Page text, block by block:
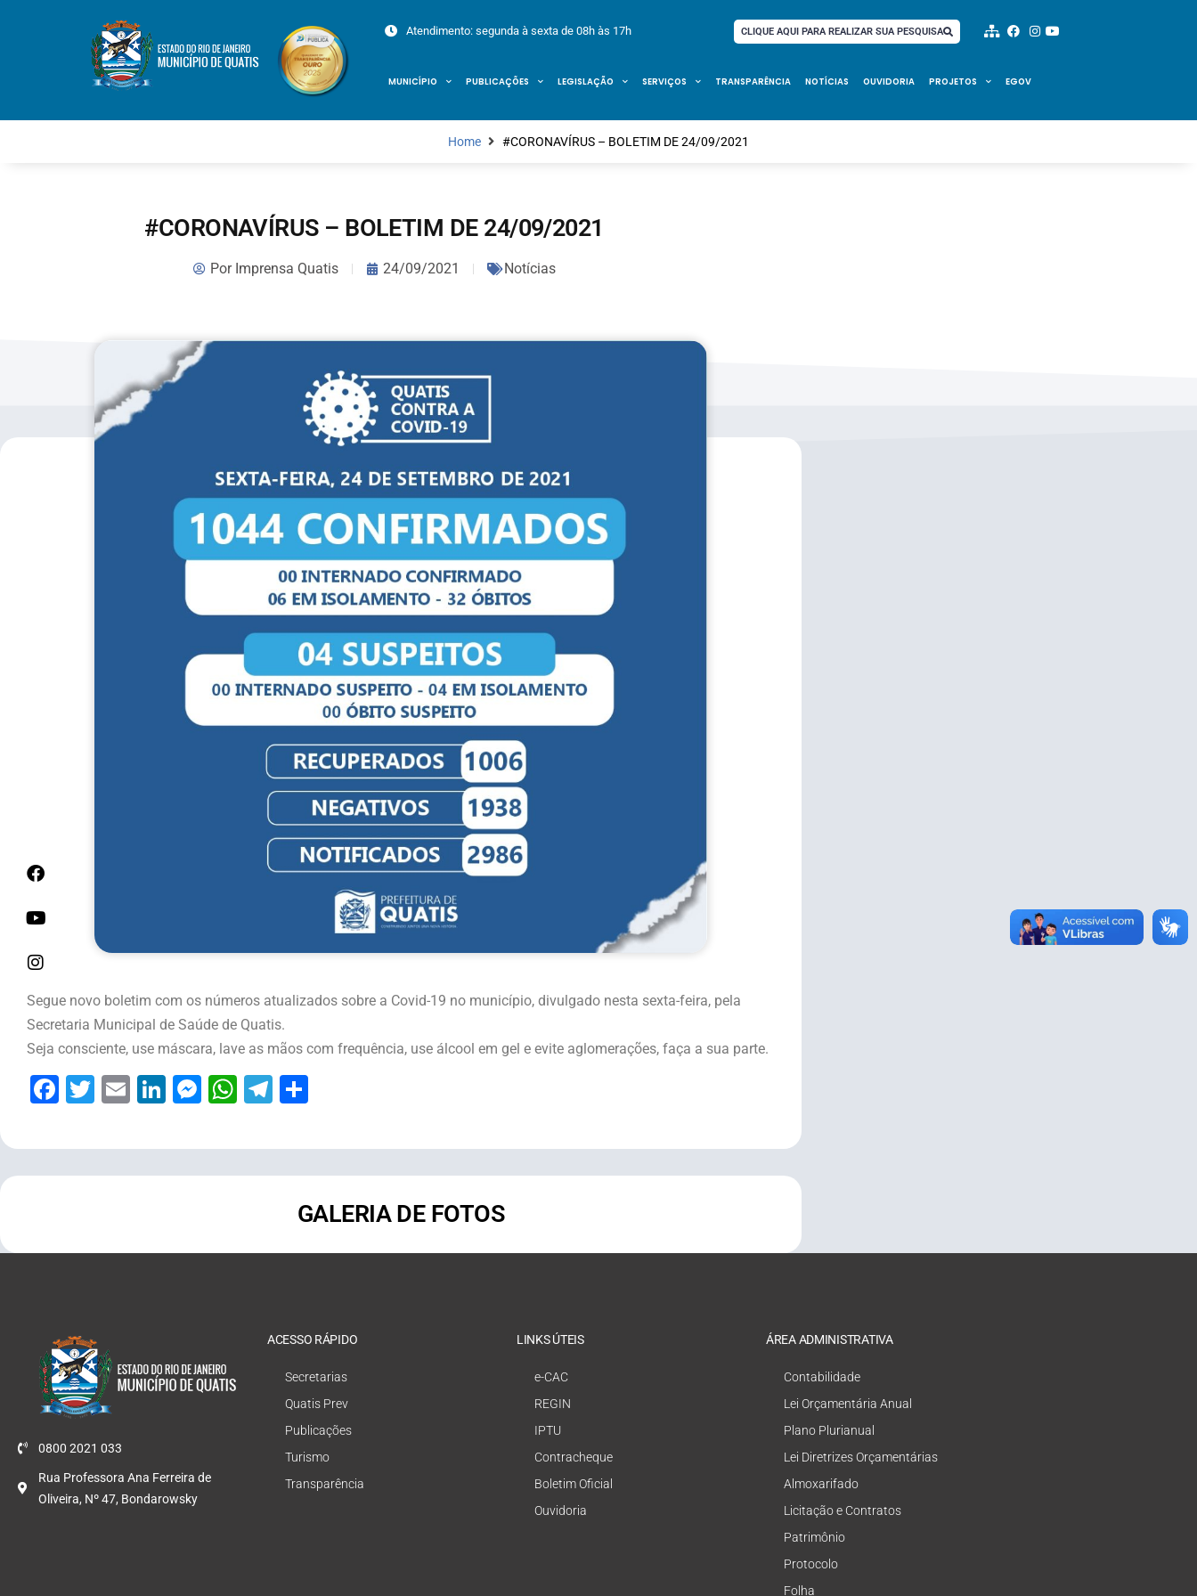
Atendimento: segunda à sexta de 08h às 17h CLIQUE AQUI PARA REALIZAR SUA PESQUISA
MUNICÍPIO PUBLICAÇÕES LEGISLAÇÃO SERVIÇOS TRANSPARÊNCIA NOTÍCIAS OUVIDORIA PROJETOS EGOV
Home #CORONAVÍRUS – BOLETIM DE 24/09/2021
#CORONAVÍRUS – BOLETIM DE 24/09/2021
PorImprensa Quatis 24/09/2021 Notícias
Segue novo boletim com os números atualizados sobre a Covid-19 no município, divulgado nesta sexta-feira, pela
Secretaria Municipal de Saúde de Quatis.
Seja consciente, use máscara, lave as mãos com frequência, use álcool em gel e evite aglomerações, faça a sua parte.
Facebook
Twitter
EmailLinkedIn
Messenger
WhatsApp
Telegram
GALERIA DE FOTOS
0800 2021 033
Rua Professora Ana Ferreira de
Oliveira, Nº 47, Bondarowsky
ACESSO RÁPIDO
Secretarias
Quatis Prev
Publicações
Turismo
Transparência
LINKS ÚTEIS
e-CAC
REGIN
IPTU
Contracheque
Boletim Oficial
Ouvidoria
ÁREA ADMINISTRATIVA
Contabilidade
Lei Orçamentária Anual
Plano Plurianual
Lei Diretrizes Orçamentárias
Almoxarifado
Licitação e Contratos
Patrimônio
Protocolo
Folha